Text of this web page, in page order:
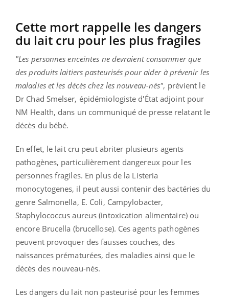
Cette mort rappelle les dangers
du lait cru pour les plus fragiles
"Les personnes enceintes ne devraient consommer que
des produits laitiers pasteurisés pour aider à prévenir les
maladies et les décès chez les nouveau-nés", prévient le
Dr Chad Smelser, épidémiologiste d'État adjoint pour
NM Health, dans un communiqué de presse relatant le
décès du bébé.
En effet, le lait cru peut abriter plusieurs agents
pathogènes, particulièrement dangereux pour les
personnes fragiles. En plus de la Listeria
monocytogenes, il peut aussi contenir des bactéries du
genre Salmonella, E. Coli, Campylobacter,
Staphylococcus aureus (intoxication alimentaire) ou
encore Brucella (brucellose). Ces agents pathogènes
peuvent provoquer des fausses couches, des
naissances prématurées, des maladies ainsi que le
décès des nouveau-nés.
Les dangers du lait non pasteurisé pour les femmes